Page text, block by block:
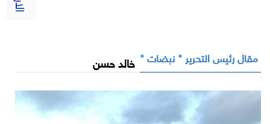
مقال رئيس التحرير " نبضات " خالد حسن